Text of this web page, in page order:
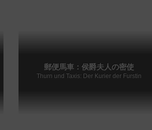
郵便馬車：侯爵夫人の密使
Thurn und Taxis: Der Kurier der Furstin